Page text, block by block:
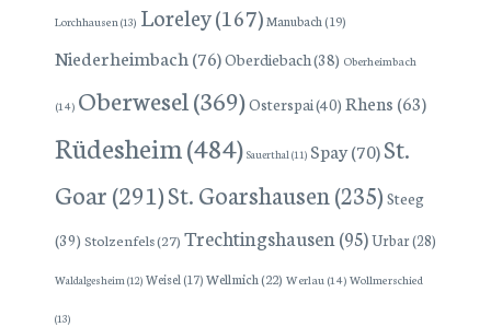
Lorchhausen(13) Loreley(167)Manubach (19)
Niederheimbach (76)Oberdiebach(38) Oberheimbach
(14) Oberwesel(369)Osterspai(40) Rhens (63)
Rüdesheim(484) Sauerthal(11) Spay(70)St.
Goar(291)St. Goarshausen(235) Steeg
(39) Stolzenfels(27) Trechtingshausen(95)Urbar(28)
Waldalgesheim(12) Weisel (17)Wellmich (22) Werlau (14) Wollmerschied
(13)